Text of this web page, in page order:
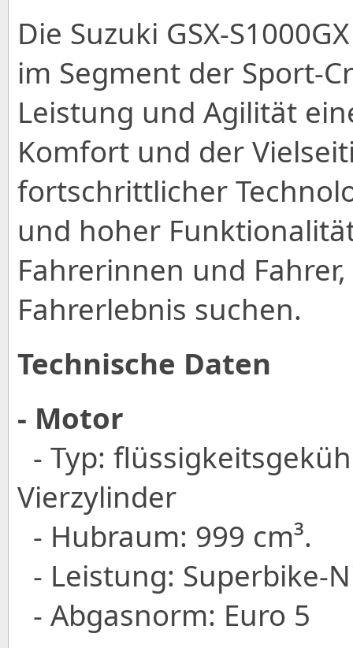
Die Suzuki GSX-
im Segment der Sport-
Leistung und Agilität
Komfort und der
fortschrittlicher
und hoher
Fahrerinnen und
Fahrerlebnis suchen.
Technische Daten
- Motor
- Typ:
Vierzylinder
- Hubraum: 999 cm³.
- Leistung: Superbike-
- Abgasnorm: Euro 5